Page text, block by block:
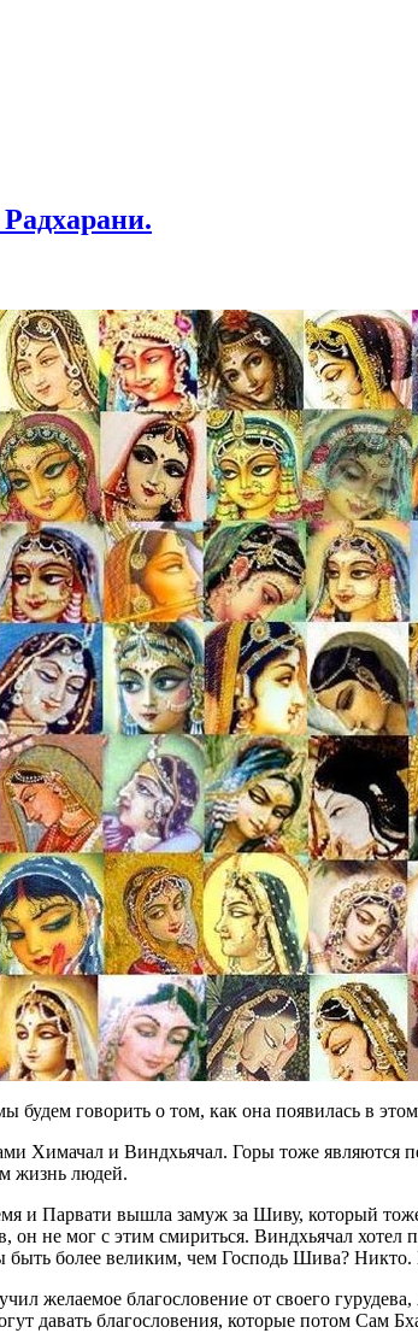
будем говорить о том, как она появилась в
Химачал и Виндхьячал. Горы тоже
жизнь людей.
Парвати вышла замуж за Шиву, который
не мог с этим смириться. Виндхьячал
более великим, чем Господь Шива?
желаемое благословение от своего
давать благословения, которые потом Сам